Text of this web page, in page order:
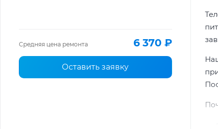
Средняя цена ремонта 6 370 ₽
Оставить заявку